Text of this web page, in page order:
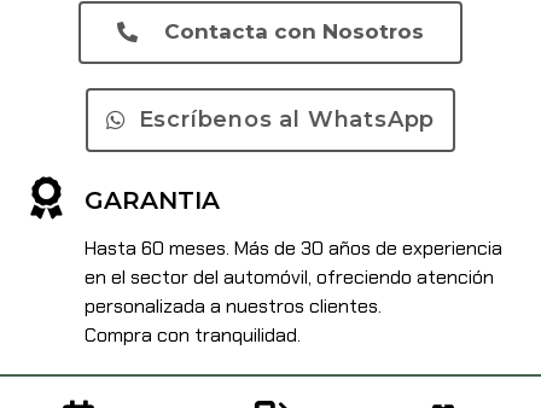
Contacta con Nosotros
Escríbenos al WhatsApp
GARANTIA
Hasta 60 meses. Más de 30 años de experiencia
en el sector del automóvil, ofreciendo atención
personalizada a nuestros clientes.
Compra con tranquilidad.